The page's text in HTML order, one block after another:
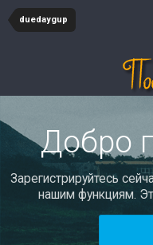
duedaygup
Добро
Зарегистрируйтесь
нашим функциям.